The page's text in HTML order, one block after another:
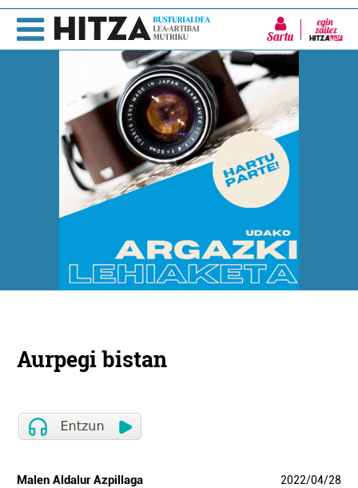
Sartu
Aurpegi bistan
Malen Aldalur Azpillaga 2022/04/28